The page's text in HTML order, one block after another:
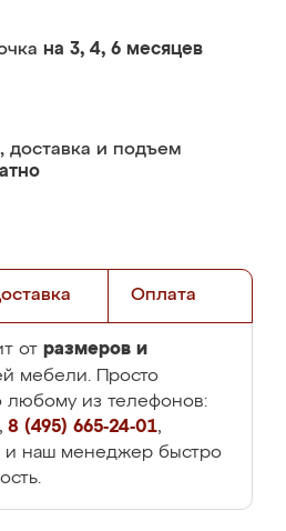
на 3, 4, 6 месяцев
доставка и подъем
Оплата
от размеров и
мебели. Просто
любому из телефонов:
, 8 (495) 665-24-01,
и наш менеджер быстро